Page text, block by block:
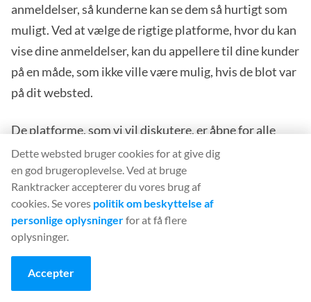
anmeldelser, så kunderne kan se dem så hurtigt som
muligt. Ved at vælge de rigtige platforme, hvor du kan
vise dine anmeldelser, kan du appellere til dine kunder
på en måde, som ikke ville være mulig, hvis de blot var
på dit websted.
De platforme, som vi vil diskutere, er åbne for alle
kunder, så de kan give en anmeldelse af dine tjenester.
Husk på, at der virkelig ikke er så mange mennesker
derude, der skriver falske anmeldelser for SEO-
bureauer, så disse platforme er relativt troværdige.
Her er nogle af de vigtigste platforme:
Google My Business
Google My Business er en af de mest populære
Dette websted bruger cookies for at give dig
en god brugeroplevelse. Ved at bruge
Ranktracker accepterer du vores brug af
cookies. Se vores politik om beskyttelse af
personlige oplysningerfor at få flere
oplysninger.
Accepter